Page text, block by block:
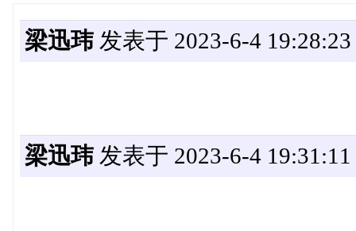
梁迅玮发表于 2023-6-4 19:28:23
梁迅玮发表于 2023-6-4 19:31:11